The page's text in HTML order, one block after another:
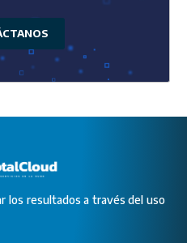
los resultados a través del uso